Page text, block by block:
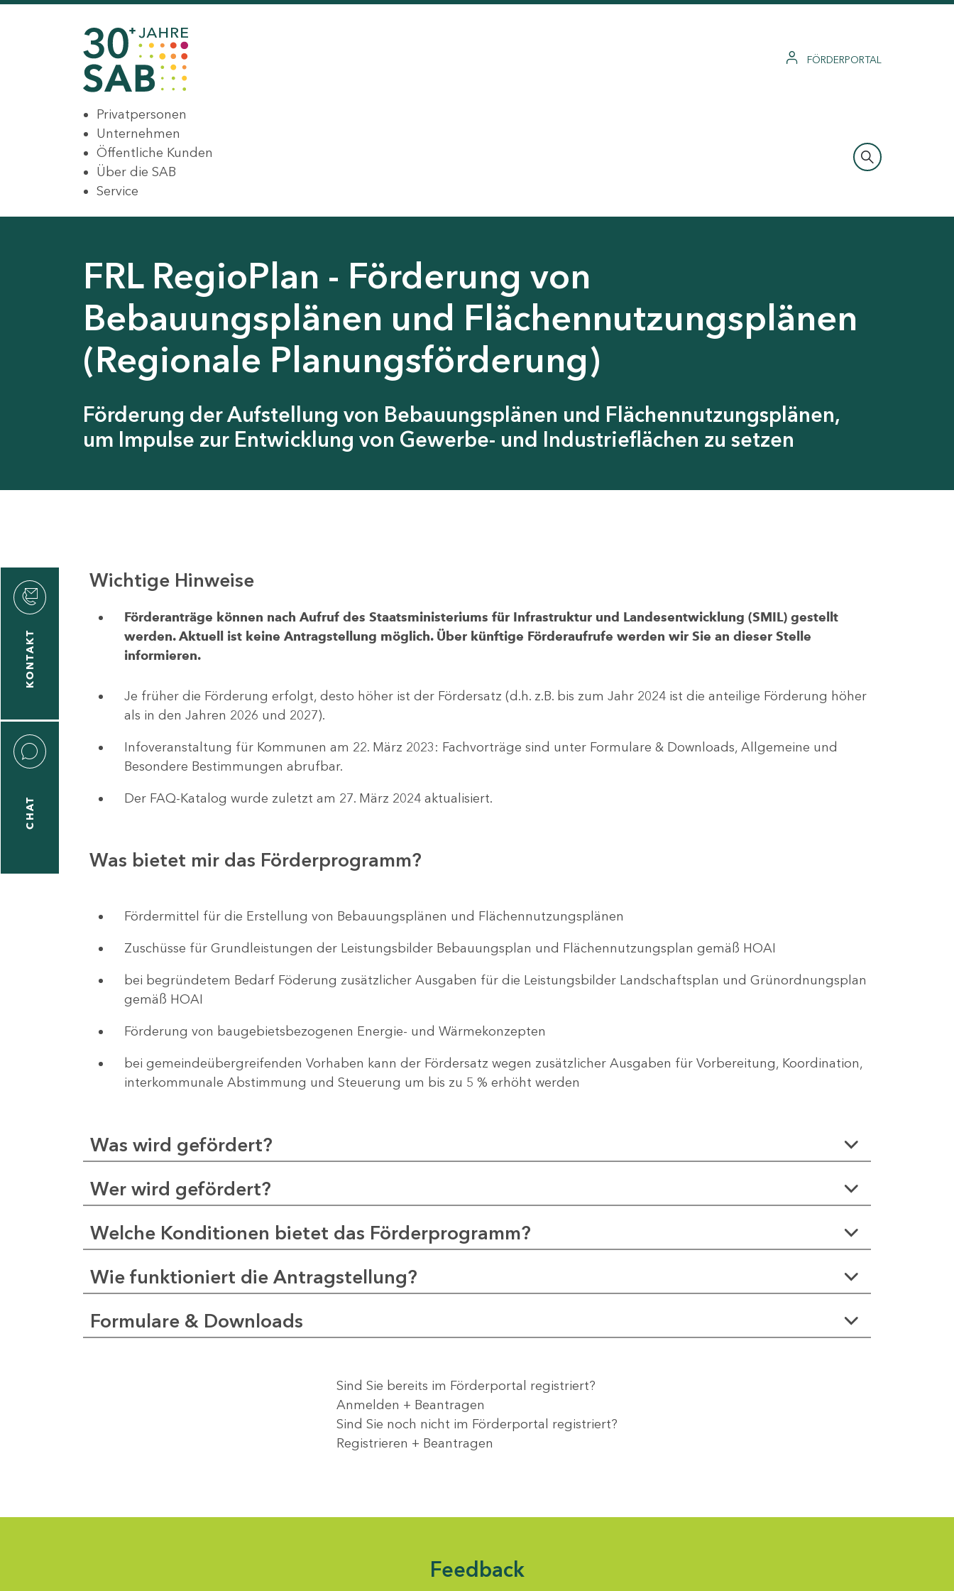
FÖRDERPORTAL
Privatpersonen
Unternehmen
Öffentliche Kunden
Über die SAB
Service
FRL RegioPlan - Förderung von
Bebauungsplänen und Flächennutzungsplänen
(Regionale Planungsförderung)
Förderung der Aufstellung von Bebauungsplänen und Flächennutzungsplänen,
um Impulse zur Entwicklung von Gewerbe- und Industrieflächen zu setzen
KONTAKT
CHAT
Wichtige Hinweise
Förderanträge können nach Aufruf des Staatsministeriums für Infrastruktur und Landesentwicklung (SMIL) gestellt
werden. Aktuell ist keine Antragstellung möglich. Über künftige Förderaufrufe werden wir Sie an dieser Stelle
informieren.
Je früher die Förderung erfolgt, desto höher ist der Fördersatz (d.h. z.B. bis zum Jahr 2024 ist die anteilige Förderung höher
als in den Jahren 2026 und 2027).
Infoveranstaltung für Kommunen am 22. März 2023: Fachvorträge sind unter Formulare & Downloads, Allgemeine und
Besondere Bestimmungen abrufbar.
Der FAQ-Katalog wurde zuletzt am 27. März 2024 aktualisiert.
Was bietet mir das Förderprogramm?
Fördermittel für die Erstellung von Bebauungsplänen und Flächennutzungsplänen
Zuschüsse für Grundleistungen der Leistungsbilder Bebauungsplan und Flächennutzungsplan gemäß HOAI
bei begründetem Bedarf Föderung zusätzlicher Ausgaben für die Leistungsbilder Landschaftsplan und Grünordnungsplan
gemäß HOAI
Förderung von baugebietsbezogenen Energie- und Wärmekonzepten
bei gemeindeübergreifenden Vorhaben kann der Fördersatz wegen zusätzlicher Ausgaben für Vorbereitung, Koordination,
interkommunale Abstimmung und Steuerung um bis zu 5 % erhöht werden
Was wird gefördert?
Wer wird gefördert?
Welche Konditionen bietet das Förderprogramm?
Wie funktioniert die Antragstellung?
Formulare & Downloads
Sind Sie bereits im Förderportal registriert?
Anmelden + Beantragen
Sind Sie noch nicht im Förderportal registriert?
Registrieren + Beantragen
Feedback